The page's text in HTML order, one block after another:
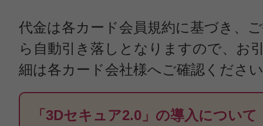
代金は各カード会員規約に基づき、
ら自動引き落しとなりますので、お
細は各カード会社様へご確認くださ
「3Dセキュア2.0」の導入について